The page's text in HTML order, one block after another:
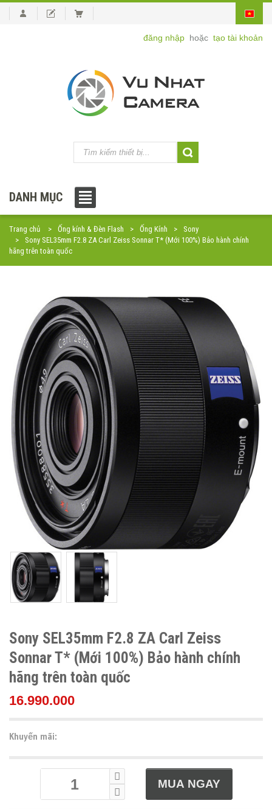
đăng nhập hoặc tạo tài khoản
DANH MỤC
Trang chủ Ống kính & Đèn Flash Ống Kính
Sony
Sony SEL35mm F2.8 ZA Carl Zeiss Sonnar T* (Mới 100%) Bảo hành chính
hãng trên toàn quốc
Sony SEL35mm F2.8 ZA Carl Zeiss
Sonnar T* (Mới 100%) Bảo hành chính
hãng trên toàn quốc
16.990.000
Khuyến mãi: